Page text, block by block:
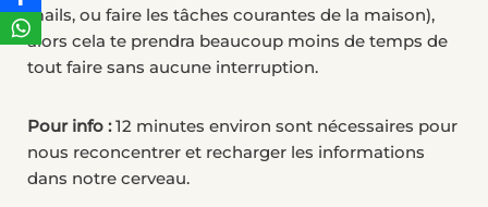
mails, ou faire les tâches courantes de la maison),
alors cela te prendra beaucoup moins de temps de
tout faire sans aucune interruption.
Pour info :12 minutes environ sont nécessaires pour
nous reconcentrer et recharger les informations
dans notre cerveau.